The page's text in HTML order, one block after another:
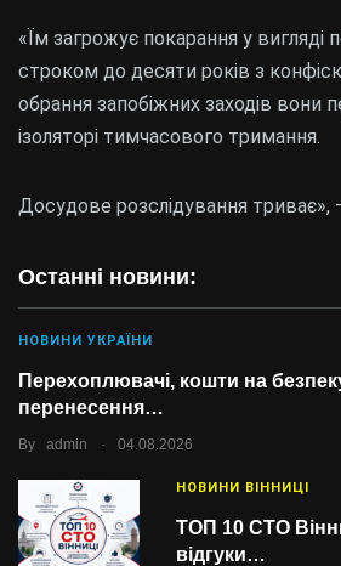
Останні новини:
НОВИНИ УКРАЇНИ
Перехоплювачі, кошти на
перенесення…
By admin . 04.08.2026
НОВИНИ ВІННИЦІ
ТОП 10 СТО
відгуки…
«Їм загрожує покарання у вигляді
строком до десяти років з
обрання запобіжних заходів вони
ізоляторі тимчасового тримання.
Досудове розслідування триває»,